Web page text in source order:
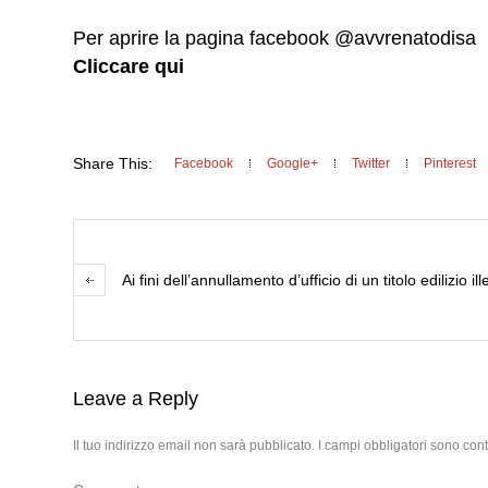
Per aprire la pagina facebook @avvrenatodisa
Cliccare qui
Share This: Facebook Google+ Twitter Pinterest
Ai fini dell’annullamento d’ufficio di un titolo edilizio
Leave a Reply
Il tuo indirizzo email non sarà pubblicato. I campi obbligatori sono